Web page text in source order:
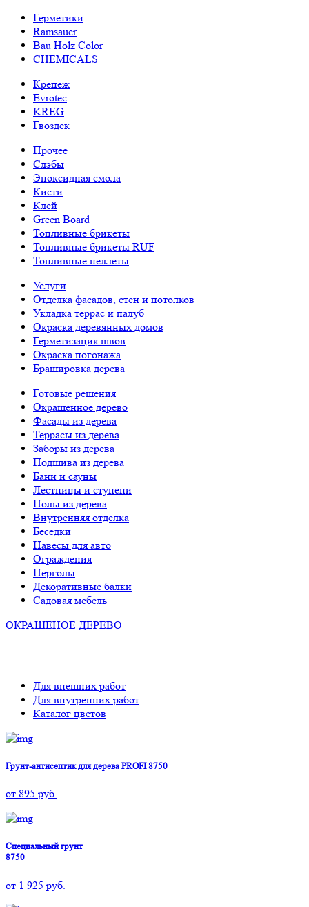
Герметики
Ramsauer
Bau Holz Color
CHEMICALS
Крепеж
Evrotec
KREG
Гвоздек
Прочее
Слэбы
Эпоксидная смола
Кисти
Клей
Green Board
Топливные брикеты
Топливные брикеты RUF
Топливные пеллеты
Услуги
Отделка фасадов, стен и потолков
Укладка террас и палуб
Окраска деревянных домов
Герметизация швов
Окраска погонажа
Брашировка дерева
Готовые решения
Окрашенное дерево
Фасады из дерева
Террасы из дерева
Заборы из дерева
Подшива из дерева
Бани и сауны
Лестницы и ступени
Полы из дерева
Внутренняя отделка
Беседки
Навесы для авто
Ограждения
Перголы
Декоративные балки
Садовая мебель
ОКРАШЕНОЕ ДЕРЕВО
Для внешних работ
Для внутренних работ
Каталог цветов
Грунт-антисептик для дерева PROFI 8750
от 895 руб.
Специальный грунт
8750
от 1 925 руб.